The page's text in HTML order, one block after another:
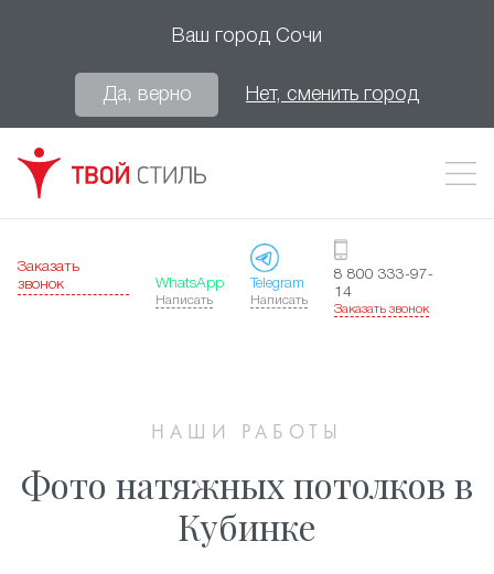
Ваш город Сочи
Да, верно Нет, сменить город
Заказать
звонок
WhatsApp
Написать
Telegram
Написать
8 800 333-97-
14
Заказать звонок
НАШИ РАБОТЫ
Фото натяжных потолков в
Кубинке